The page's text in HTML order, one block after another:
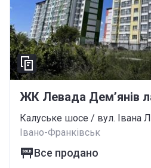
ЖК Левада Дем’янів
Калуське шосе / вул. Івана
Івано-Франківськ
Все продано